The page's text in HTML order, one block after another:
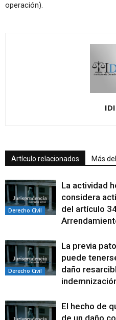
operación).
Artículo relacionados Más
Derecho Civil
La actividad
considera
del artículo
Derecho Civil
La previa
puede
daño
El hecho de
de un daño